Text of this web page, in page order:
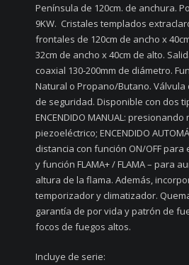
Península de 120cm. de anchura.
9KW. Cristales templados
frontales de 120cm de ancho x
32cm de ancho x 40cm de alto.
coaxial 130-200mm de diámetro.
Natural o Propano/Butano. Válvula
de seguridad. Disponible con dos
ENCENDIDO MANUAL:
piezoeléctrico; ENCENDIDO
distancia con función ON/OFF
y función FLAMA+ / FLAMA – para
altura de la flama. Además,
temporizador y climatizador.
garantía de por vida y patrón de
focos de fuegos altos.
Incluye de serie: